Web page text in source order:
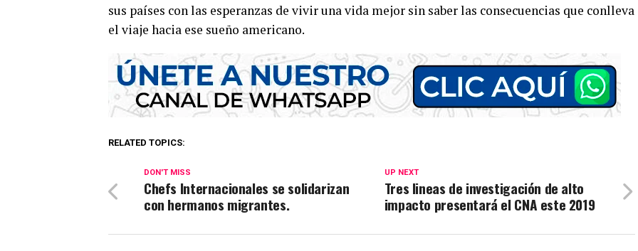
sus países con las esperanzas de vivir una vida mejor sin saber las consecuencias que conlleva
el viaje hacia ese sueño americano.
RELATED TOPICS:
UP NEXT
Tres lineas de investigación de alto
impacto presentará el CNA este 2019
DON'T MISS
Chefs Internacionales se solidarizan
con hermanos migrantes.